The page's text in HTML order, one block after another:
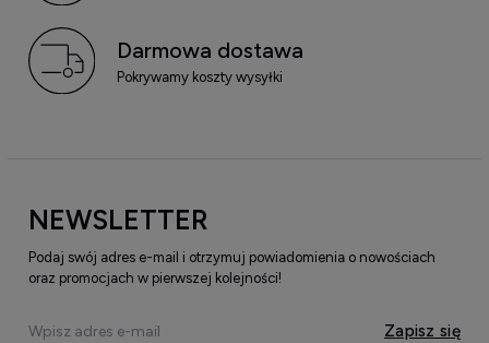
Darmowa dostawa
Pokrywamy koszty wysyłki
NEWSLETTER
Podaj swój adres e-mail i otrzymuj powiadomienia o nowościach
oraz promocjach w pierwszej kolejności!
Zapisz się